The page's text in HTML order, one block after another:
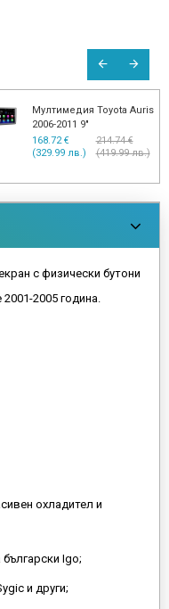
Мултимедия Toyota Auris
2006-2011 9"
168.72 €
(329.99 лв.)
214.74 €
(419.99 лв.)
с физически бутони
2005 година.
охладител и
Igo;
и други;